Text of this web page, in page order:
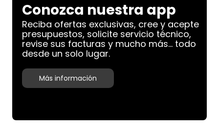
Conozca nuestra app
Reciba ofertas exclusivas, cree y acepte
presupuestos, solicite servicio técnico,
revise sus facturas y mucho más... todo
desde un solo lugar.
Más información